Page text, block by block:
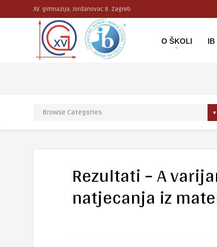
XV. gimnazija, Jordanovac 8. Zagreb
O ŠKOLI IB
Rezultati – A
natjecanja iz